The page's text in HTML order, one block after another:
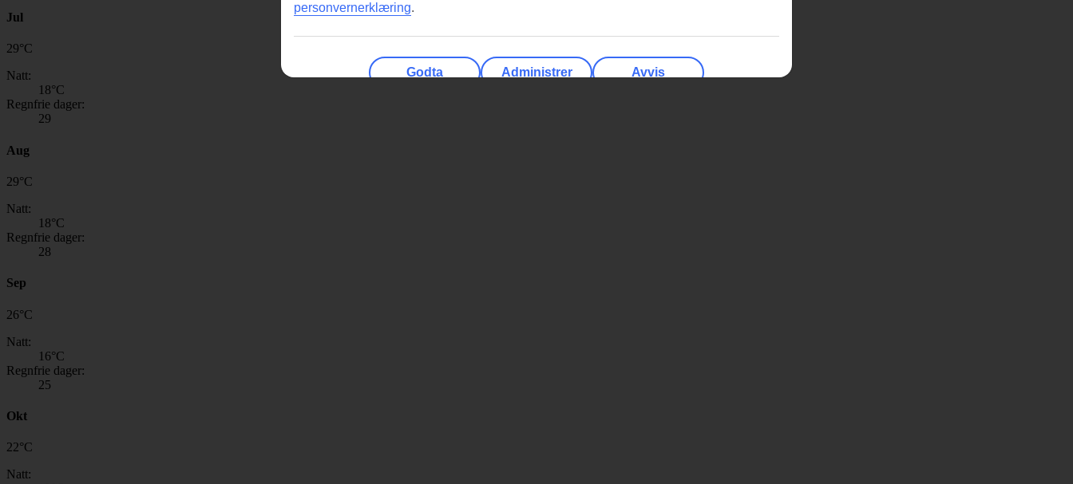
Jul
29°C
Natt:
18°C
Regnfrie dager:
29
Aug
29°C
Natt:
18°C
Regnfrie dager:
28
Sep
26°C
Natt:
16°C
Regnfrie dager:
25
Okt
22°C
Natt:
personvernerklæring.
Godta Administrer Avvis